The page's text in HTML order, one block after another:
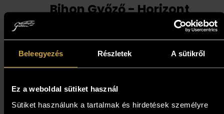
Beleegyezés Részletek A sütikről
Ez a weboldal sütiket használ
Sütiket használunk a tartalmak és hirdetések személyre
Bihon Győző - Horizont
683 000